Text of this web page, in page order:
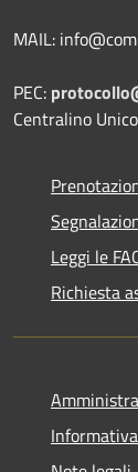
MAIL:
PEC:
Centralino
Leggi le
Richiesta